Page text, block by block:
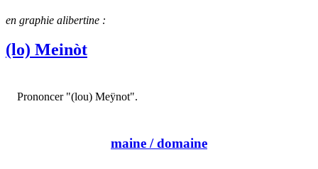
en graphie alibertine :
(lo) Meinòt
Prononcer "(lou) Meÿnot".
maine / domaine